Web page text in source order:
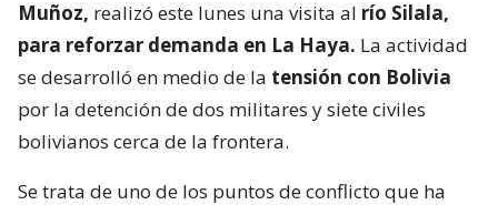
Muñoz, realizó este lunes una visita al río Silala,
para reforzar demanda en La Haya. La actividad
se desarrolló en medio de la tensión con Bolivia
por la detención de dos militares y siete civiles
bolivianos cerca de la frontera.
Se trata de uno de los puntos de conflicto que ha